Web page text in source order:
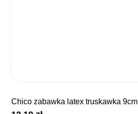
chico zabawka latex truskawka 9cm